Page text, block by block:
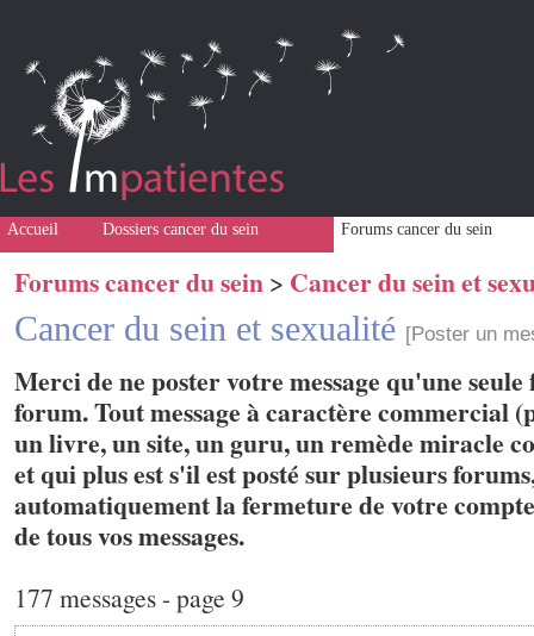
Accueil Dossiers cancer du sein Forums cancer du sein
Forums cancer du sein > Cancer du sein et
Cancer du sein et sexualité [Poster un
Merci de ne poster votre message qu'une seule
forum. Tout message à caractère commercial
un livre, un site, un guru, un remède miracle
et qui plus est s'il est posté sur plusieurs
automatiquement la fermeture de votre
de tous vos messages.
177 messages - page 9